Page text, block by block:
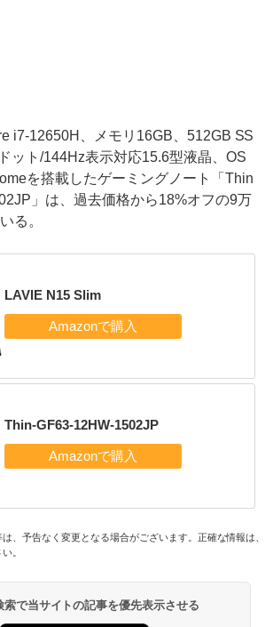
i7-12650H、メモリ16GB、512GB SS
ット/144Hz表示対応15.6型液晶、OS
を搭載したゲーミングノート「Thin
」は、過去価格から18%オフの9万
る。
LAVIE N15 Slim
Thin-GF63-12HW-1502JP
、予告なく変更となる場合がございます。正確な情報は、
。
で当サイトの記事を優先表示させる